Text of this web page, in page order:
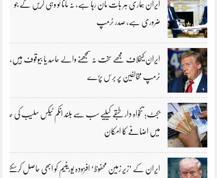
ایران ہماری ہر بات مان رہا ہے، نہ مانا تو وہی کریں گے جو
ضروری ہے، صدر ٹرمپ
ایران کیخلاف مجھے سخت نہ سمجھنے والے حاسد یا بیوقوف ہیں،
ٹرمپ مخالفین پر برس پڑے
بجٹ؛ تنخواہ دار طبقے کیلیے سب سے بلند انکم ٹیکس سلیب کی حد
میں اضافے کا امکان
ایران کے ’زیر زمین محفوظ‘ افزودہ یورینیم کو ابھی حاصل کرسکتے